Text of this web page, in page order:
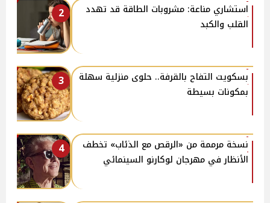
2
استشاري مناعة: مشروبات الطاقة قد تهدد
القلب والكبد
3
بسكويت التفاح بالقرفة.. حلوى منزلية سهلة
بمكونات بسيطة
4
نسخة مرممة من «الرقص مع الذئاب» تخطف
الأنظار في مهرجان لوكارنو السينمائي